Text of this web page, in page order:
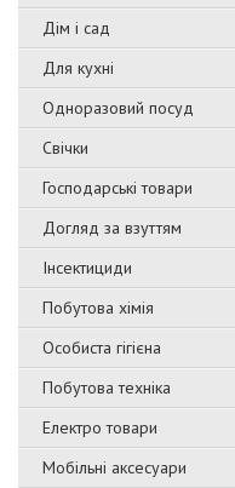
Дім і сад
Для кухні
Одноразовий посуд
Свічки
Господарські товари
Догляд за взуттям
Інсектициди
Побутова хімія
Особиста гігієна
Побутова техніка
Електро товари
Мобільні аксесуари